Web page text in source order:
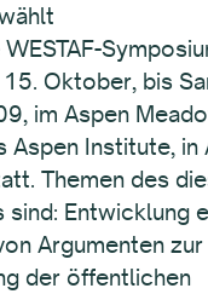
Oktober, bis
im Aspen
Aspen Institute, in
Themen des
sind: Entwicklung
Argumenten zur
der öffentlichen